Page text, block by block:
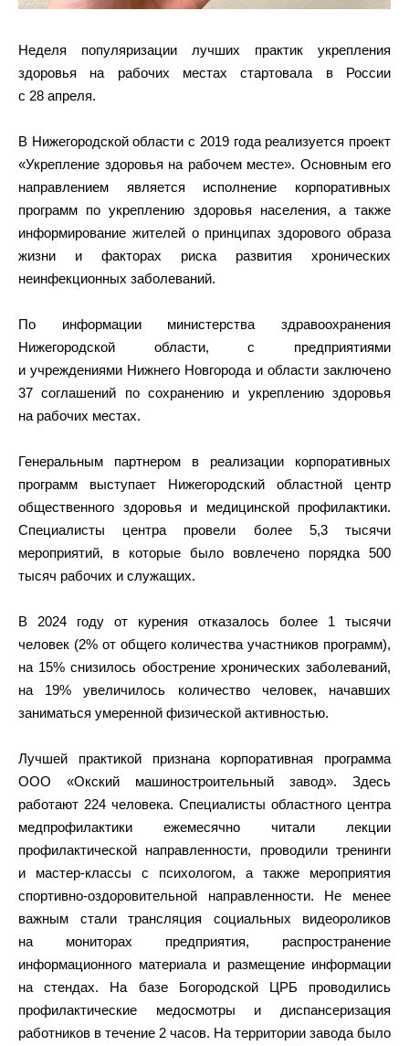
Неделя популяризации лучших практик укрепления
здоровья на рабочих местах стартовала в России
с 28 апреля.
В Нижегородской области с 2019 года реализуется проект
«Укрепление здоровья на рабочем месте». Основным его
направлением является исполнение корпоративных
программ по укреплению здоровья населения, а также
информирование жителей о принципах здорового образа
жизни и факторах риска развития хронических
неинфекционных заболеваний.
По информации министерства здравоохранения
Нижегородской области, с предприятиями
и учреждениями Нижнего Новгорода и области заключено
37 соглашений по сохранению и укреплению здоровья
на рабочих местах.
Генеральным партнером в реализации корпоративных
программ выступает Нижегородский областной центр
общественного здоровья и медицинской профилактики.
Специалисты центра провели более 5,3 тысячи
мероприятий, в которые было вовлечено порядка 500
тысяч рабочих и служащих.
В 2024 году от курения отказалось более 1 тысячи
человек (2% от общего количества участников программ),
на 15% снизилось обострение хронических заболеваний,
на 19% увеличилось количество человек, начавших
заниматься умеренной физической активностью.
Лучшей практикой признана корпоративная программа
ООО «Окский машиностроительный завод». Здесь
работают 224 человека. Специалисты областного центра
медпрофилактики ежемесячно читали лекции
профилактической направленности, проводили тренинги
и мастер-классы с психологом, а также мероприятия
спортивно-оздоровительной направленности. Не менее
важным стали трансляция социальных видеороликов
на мониторах предприятия, распространение
информационного материала и размещение информации
на стендах. На базе Богородской ЦРБ проводились
профилактические медосмотры и диспансеризация
работников в течение 2 часов. На территории завода было